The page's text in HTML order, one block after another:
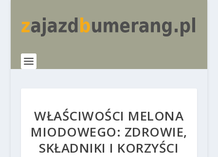
WŁAŚCIWOŚCI MELONA
MIODOWEGO: ZDROWIE,
SKŁADNIKI I KORZYŚCI